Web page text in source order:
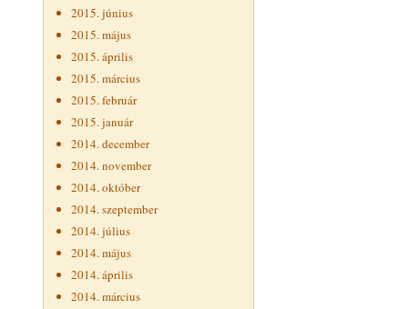
2015. június
2015. május
2015. április
2015. március
2015. február
2015. január
2014. december
2014. november
2014. október
2014. szeptember
2014. július
2014. május
2014. április
2014. március